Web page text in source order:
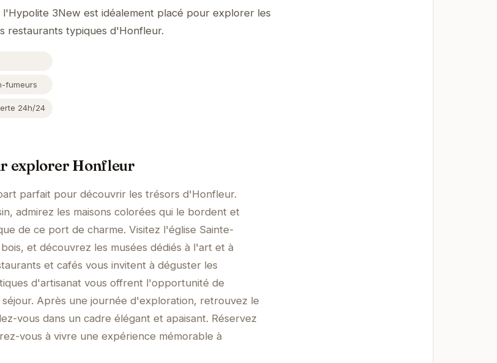
3New est idéalement placé pour explorer les
restaurants typiques d'Honfleur.
fumeurs
24h/24
explorer Honfleur
parfait pour découvrir les trésors d'Honfleur.
admirez les maisons colorées qui le bordent et
de ce port de charme. Visitez l'église Sainte-
et découvrez les musées dédiés à l'art et à
et cafés vous invitent à déguster les
d'artisanat vous offrent l'opportunité de
Après une journée d'exploration, retrouvez le
vous dans un cadre élégant et apaisant. Réservez
vous à vivre une expérience mémorable à